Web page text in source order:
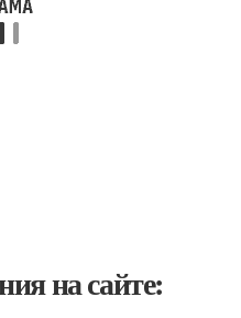
на сайте: